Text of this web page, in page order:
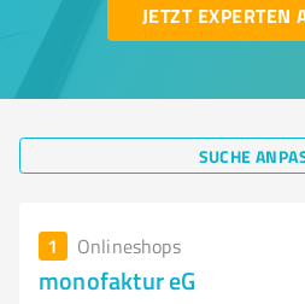
JETZT EXPERTEN
SUCHE
1 Onlineshops
monofaktur eG